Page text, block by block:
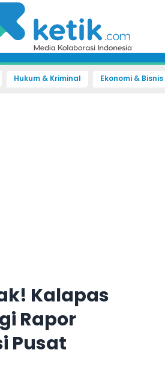
Hukum & Kriminal Ekonomi & Bisnis
Kalapas
Rapor
Pusat